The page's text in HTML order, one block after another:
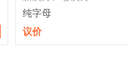
纯字母
议价